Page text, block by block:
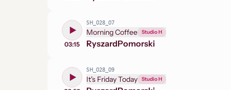
03:15
SH_028_07
Morning Coffee Studio H
RyszardPomorski
SH_028_09
It's Friday Today Studio H